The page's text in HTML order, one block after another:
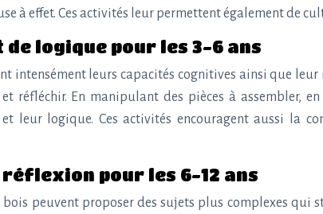
à effet. Ces activités leur permettent également de
logique pour les 3-6 ans
intensément leurs capacités cognitives ainsi que
réfléchir. En manipulant des pièces à assembler,
leur logique. Ces activités encouragent aussi la
pour les 6-12 ans
bois peuvent proposer des sujets plus complexes